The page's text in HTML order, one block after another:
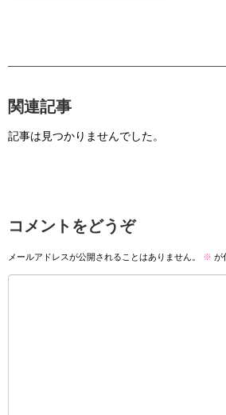
関連記事
記事は見つかりませんでした。
コメントをどうぞ
メールアドレスが公開されることはありません。 ※ が